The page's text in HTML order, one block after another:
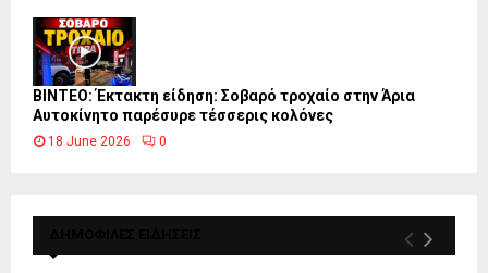
ΒΙΝΤΕΟ: Έκτακτη είδηση: Σοβαρό τροχαίο στην Άρια
Αυτοκίνητο παρέσυρε τέσσερις κολόνες
18 June 2026 0